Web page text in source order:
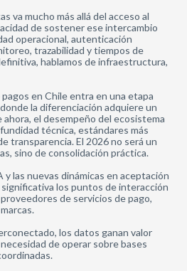
va mucho más allá del acceso al
de sostener ese intercambio
operacional, autenticación
trazabilidad y tiempos de
hablamos de infraestructura,
en Chile entra en una etapa
la diferenciación adquiere un
el desempeño del ecosistema
técnica, estándares más
transparencia. El 2026 no será un
sino de consolidación práctica.
y las nuevas dinámicas en aceptación
significativa los puntos de interacción
de servicios de pago,
los datos ganan valor
de operar sobre bases